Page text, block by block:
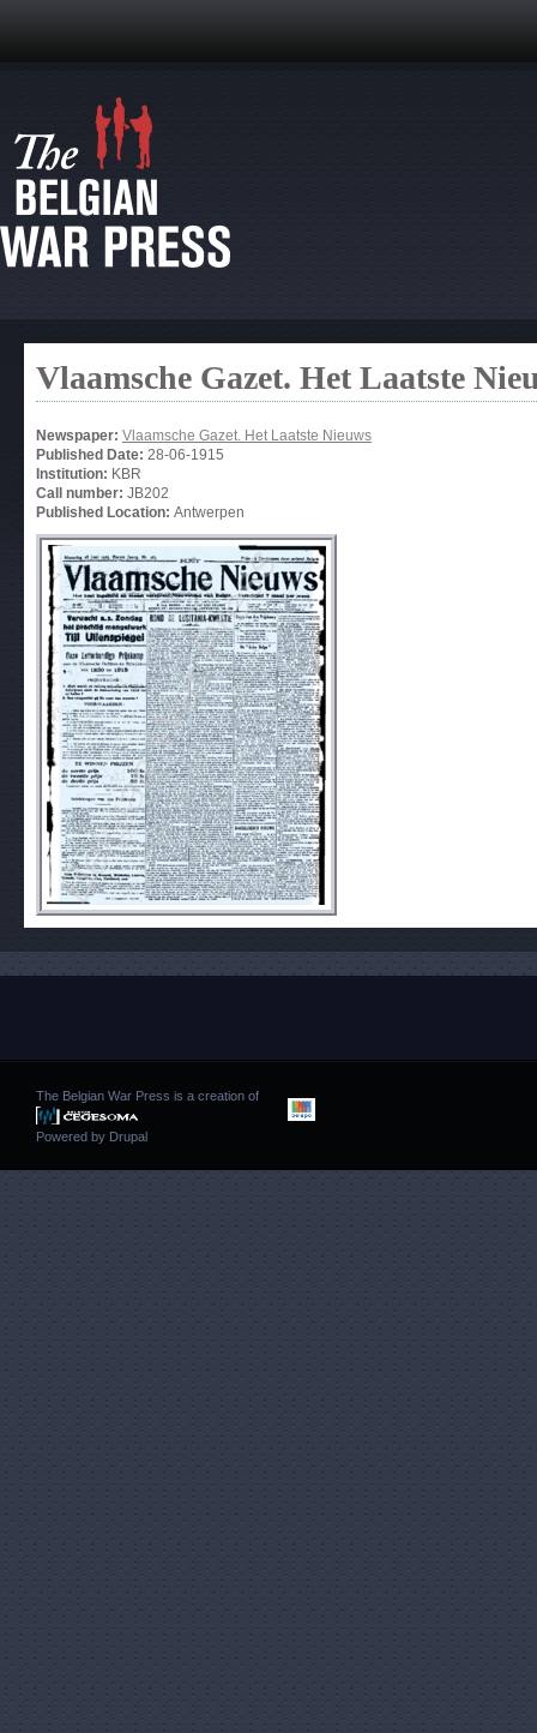
Vlaamsche Gazet. Het Laatste
Newspaper: Vlaamsche Gazet. Het Laatste Nieuws
Published Date: 28-06-1915
Institution: KBR
Call number: JB202
Published Location: Antwerpen
The Belgian War Press is a creation of
Powered by Drupal